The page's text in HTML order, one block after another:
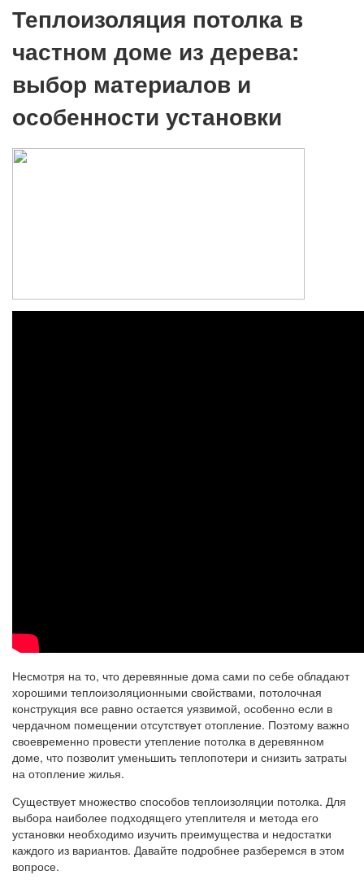
Теплоизоляция потолка в
частном доме из дерева:
выбор материалов и
особенности установки
Несмотря на то, что деревянные дома сами по себе обладают
хорошими теплоизоляционными свойствами, потолочная
конструкция все равно остается уязвимой, особенно если в
чердачном помещении отсутствует отопление. Поэтому важно
своевременно провести утепление потолка в деревянном
доме, что позволит уменьшить теплопотери и снизить затраты
на отопление жилья.
Существует множество способов теплоизоляции потолка. Для
выбора наиболее подходящего утеплителя и метода его
установки необходимо изучить преимущества и недостатки
каждого из вариантов. Давайте подробнее разберемся в этом
вопросе.